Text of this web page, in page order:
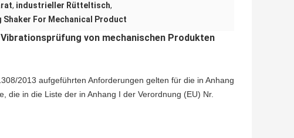
, industrieller Rütteltisch,
For Mechanical Product
von mechanischen Produkten
2013 aufgeführten Anforderungen gelten für die in Anhang
die in die Liste der in Anhang I der Verordnung (EU) Nr.